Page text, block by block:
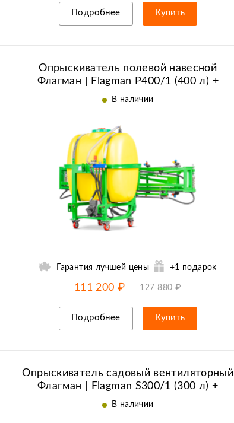
Подробнее Купить
Опрыскиватель полевой навесной
Флагман | Flagman P400/1 (400 л) +
(кардан 85см/6х6/со сваркой)
В наличии
Гарантия лучшей цены +1 подарок
-15% от цены до07.08
111 200 ₽ 127 880 ₽
Подробнее Купить
Опрыскиватель садовый вентиляторный
Флагман | Flagman S300/1 (300 л) +
(кардан 85см/6х6/со сваркой)
В наличии